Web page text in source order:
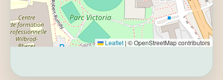
Leaflet | © OpenStreetMap contributors